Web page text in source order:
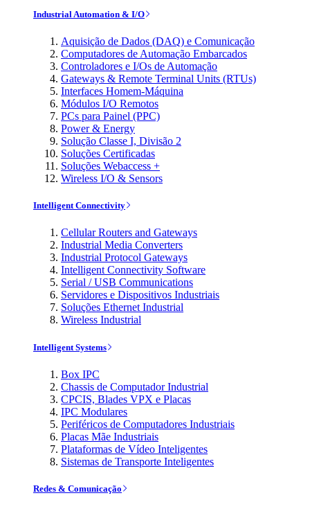
Industrial Automation & I/O
Aquisição de Dados (DAQ) e Comunicação
Computadores de Automação Embarcados
Controladores e I/Os de Automação
Gateways & Remote Terminal Units (RTUs)
Interfaces Homem-Máquina
Módulos I/O Remotos
PCs para Painel (PPC)
Power & Energy
Solução Classe I, Divisão 2
Soluções Certificadas
Soluções Webaccess +
Wireless I/O & Sensors
Intelligent Connectivity
Cellular Routers and Gateways
Industrial Media Converters
Industrial Protocol Gateways
Intelligent Connectivity Software
Serial / USB Communications
Servidores e Dispositivos Industriais
Soluções Ethernet Industrial
Wireless Industrial
Intelligent Systems
Box IPC
Chassis de Computador Industrial
CPCIS, Blades VPX e Placas
IPC Modulares
Periféricos de Computadores Industriais
Placas Mãe Industriais
Plataformas de Vídeo Inteligentes
Sistemas de Transporte Inteligentes
Redes & Comunicação